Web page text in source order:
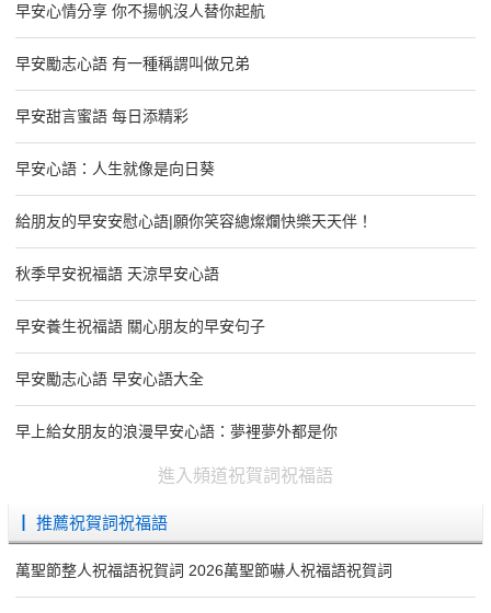
早安心情分享 你不揚帆沒人替你起航
早安勵志心語 有一種稱謂叫做兄弟
早安甜言蜜語 每日添精彩
早安心語：人生就像是向日葵
給朋友的早安安慰心語|願你笑容總燦爛快樂天天伴！
秋季早安祝福語 天涼早安心語
早安養生祝福語 關心朋友的早安句子
早安勵志心語 早安心語大全
早上給女朋友的浪漫早安心語：夢裡夢外都是你
進入頻道祝賀詞祝福語
┃ 推薦祝賀詞祝福語
萬聖節整人祝福語祝賀詞 2026萬聖節嚇人祝福語祝賀詞